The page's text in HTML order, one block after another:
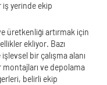
yerinde ekip
üretkenliği artırmak için
ekliyor. Bazı
bir çalışma alanı
ve depolama
belirli ekip